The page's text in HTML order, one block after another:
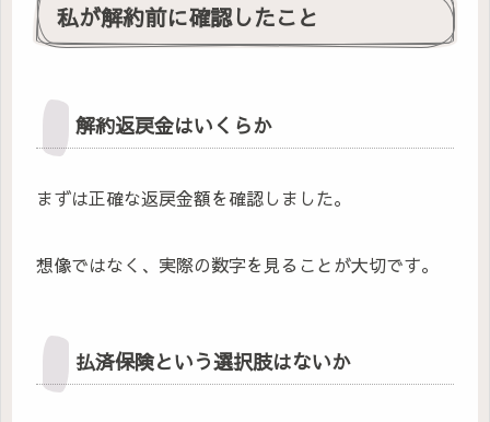
私が解約前に確認したこと
解約返戻金はいくらか
まずは正確な返戻金額を確認しました。
想像ではなく、実際の数字を見ることが大切です。
払済保険という選択肢はないか